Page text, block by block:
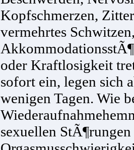
Kopfschmerzen,
vermehrtes
oder Kraftlosigkeit
sofort ein, legen sich
wenigen Tagen. Wie
sexuellen